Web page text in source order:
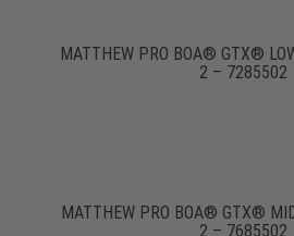
MATTHEW PRO BOA® GTX®
2 – 7285502
MATTHEW PRO BOA® GTX®
2 – 7685502